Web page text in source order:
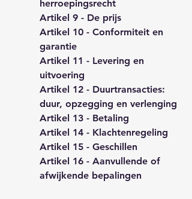
herroepingsrecht
Artikel 9 - De prijs
Artikel 10 - Conformiteit en
garantie
Artikel 11 - Levering en
uitvoering
Artikel 12 - Duurtransacties:
duur, opzegging en verlenging
Artikel 13 - Betaling
Artikel 14 - Klachtenregeling
Artikel 15 - Geschillen
Artikel 16 - Aanvullende of
afwijkende bepalingen